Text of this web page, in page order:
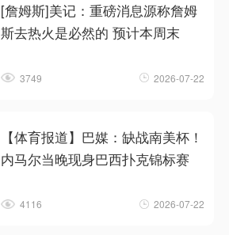
[詹姆斯]美记：重磅消息源称詹姆
斯去热火是必然的 预计本周末
3749 2026-07-22
【体育报道】巴媒：缺战南美杯！
内马尔当晚现身巴西扑克锦标赛
4116 2026-07-22